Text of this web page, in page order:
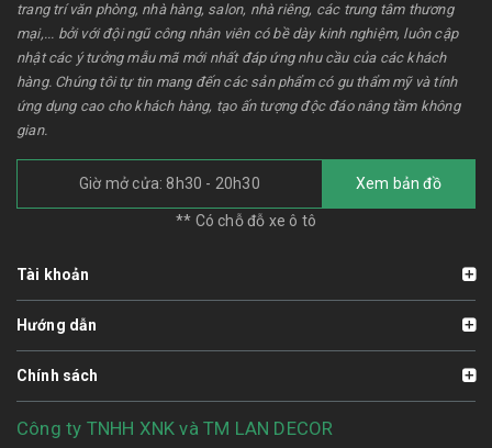
trang trí văn phòng, nhà hàng, salon, nhà riêng, các trung tâm thương
mại,... bởi với đội ngũ công nhân viên có bề dày kinh nghiệm, luôn cập
nhật các ý tưởng mẫu mã mới nhất đáp ứng nhu cầu của các khách
hàng. Chúng tôi tự tin mang đến các sản phẩm có gu thẩm mỹ và tính
ứng dụng cao cho khách hàng, tạo ấn tượng độc đáo nâng tầm không
gian.
Giờ mở cửa: 8h30 - 20h30 Xem bản đồ
** Có chỗ đỗ xe ô tô
Tài khoản
Hướng dẫn
Chính sách
Công ty TNHH XNK và TM LAN DECOR